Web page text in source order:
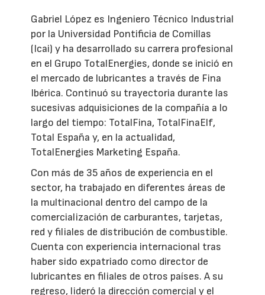
Gabriel López es Ingeniero Técnico Industrial
por la Universidad Pontificia de Comillas
(Icai) y ha desarrollado su carrera profesional
en el Grupo TotalEnergies, donde se inició en
el mercado de lubricantes a través de Fina
Ibérica. Continuó su trayectoria durante las
sucesivas adquisiciones de la compañía a lo
largo del tiempo: TotalFina, TotalFinaElf,
Total España y, en la actualidad,
TotalEnergies Marketing España.
Con más de 35 años de experiencia en el
sector, ha trabajado en diferentes áreas de
la multinacional dentro del campo de la
comercialización de carburantes, tarjetas,
red y filiales de distribución de combustible.
Cuenta con experiencia internacional tras
haber sido expatriado como director de
lubricantes en filiales de otros países. A su
regreso, lideró la dirección comercial y el